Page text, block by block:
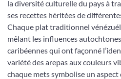
la diversité culturelle du pays à
ses recettes héritées de
Chaque plat traditionnel
mêlant les influences
caribéennes qui ont façonné
variété des arepas aux couleurs
chaque mets symbolise un